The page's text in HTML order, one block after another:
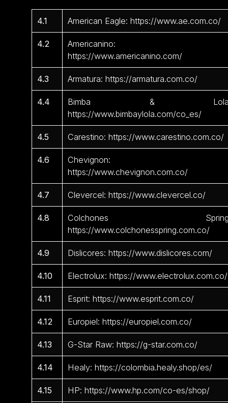
4.1 American Eagle: https://www.ae.com.co/
4.2
Americanino:
https://www.americanino.com/
4.3 Armatura: https://armatura.com.co/
4.4
Bimba &
https://www.bimbaylola.com/co_es/
4.5 Carestino: https://www.carestino.com.co/
4.6
Chevignon:
https://www.chevignon.com.co/
4.7 Clevercel: https://www.clevercel.co/
4.8
Colchones
https://www.colchonesspring.com.co/
4.9 Dislicores: https://www.dislicores.com/
4.10 Electrolux: https://www.electrolux.com.co/
4.11 Esprit: https://www.esprit.com.co/
4.12 Europiel: https://europiel.com.co/
4.13 G-Star Raw: https://g-star.com.co/
4.14 Healy: https://colombia.healy.shop/es/
4.15 HP: https://www.hp.com/co-es/shop/